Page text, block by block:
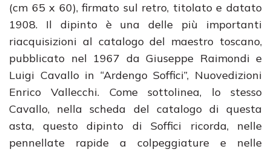
(cm 65 x 60), firmato sul retro, titolato e datato
1908. Il dipinto è una delle più importanti
riacquisizioni al catalogo del maestro toscano,
pubblicato nel 1967 da Giuseppe Raimondi e
Luigi Cavallo in “Ardengo Soffici”, Nuovedizioni
Enrico Vallecchi. Come sottolinea, lo stesso
Cavallo, nella scheda del catalogo di questa
asta, questo dipinto di Soffici ricorda, nelle
pennellate rapide a colpeggiature e nelle